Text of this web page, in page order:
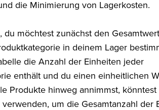
die Minimierung von Lagerkosten.
du möchtest zunächst den
in deinem Lager
die Anzahl der Einheiten jeder
enthält und du einen einheitlichen
Produkte hinweg annimmst,
um die Gesamtanzahl der